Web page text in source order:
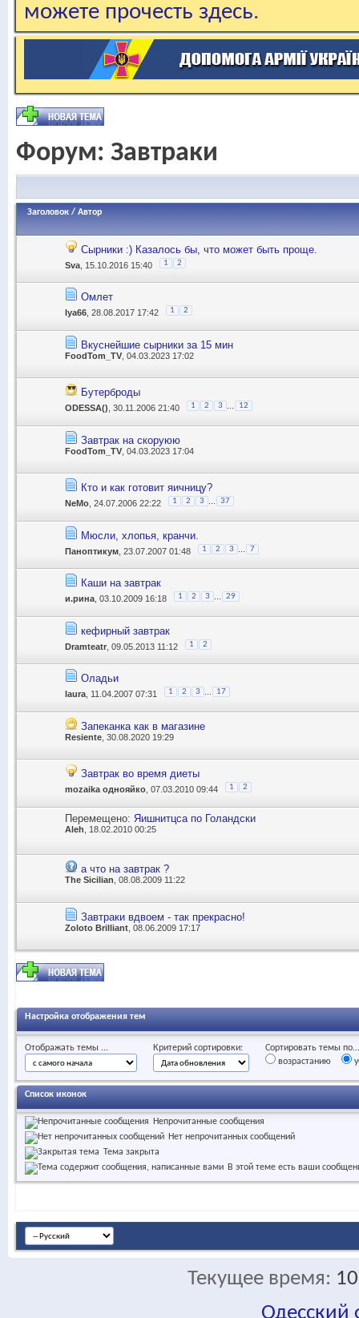
можете прочесть здесь.
Форум: Завтраки
Заголовок / Автор
Сырники :) Казалось бы, что может быть проще.
Sva , 15.10.2016 15:40 1 2
Омлет
Iya66 , 28.08.2017 17:42 1 2
Вкуснейшие сырники за 15 мин
FoodTom_TV , 04.03.2023 17:02
Бутерброды
ODESSA() , 30.11.2006 21:40 1 2 3 12
Завтрак на скоруюю
FoodTom_TV , 04.03.2023 17:04
Кто и как готовит яичницу?
NeMo , 24.07.2006 22:22 1 2 3 37
Мюсли, хлопья, кранчи.
Паноптикум , 23.07.2007 01:48 1 2 3 7
Каши на завтрак
и.рина , 03.10.2009 16:18 1 2 3 29
кефирный завтрак
Dramteatr , 09.05.2013 11:12 1 2
Оладьи
laura , 11.04.2007 07:31 1 2 3 17
Запеканка как в магазине
Resiente , 30.08.2020 19:29
Завтрак во время диеты
mozaika однояйко , 07.03.2010 09:44 1 2
Перемещено: Яишнитцса по Голандски
Aleh , 18.02.2010 00:25
а что на завтрак ?
The Sicilian , 08.08.2009 11:22
Завтраки вдвоем - так прекрасно!
Zoloto Brilliant , 08.06.2009 17:17
Настройка отображения тем
Отображать темы ... Критерий сортировки:
Сортировать темы по...
возрастанию
Список иконок
Непрочитанные сообщения
Нет непрочитанных сообщений
Тема закрыта
В этой теме есть ваши
Текущее время:
Одесский